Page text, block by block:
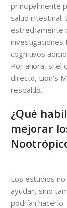
principalmente
salud intestinal.
estrechamente
investigaciones
cognitivos
Por ahora, si el
directo, Lion’s
respaldo.
¿Qué
mejorar
Los estudios
ayudan, sino
podrían